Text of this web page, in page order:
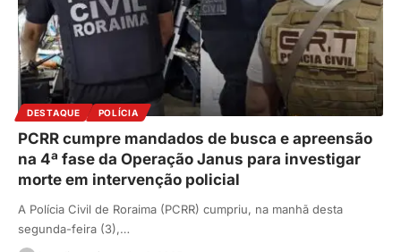
DESTAQUE POLÍCIA
PCRR cumpre mandados de busca e apreensão
na 4ª fase da Operação Janus para investigar
morte em intervenção policial
A Polícia Civil de Roraima (PCRR) cumpriu, na manhã desta
segunda-feira (3),…